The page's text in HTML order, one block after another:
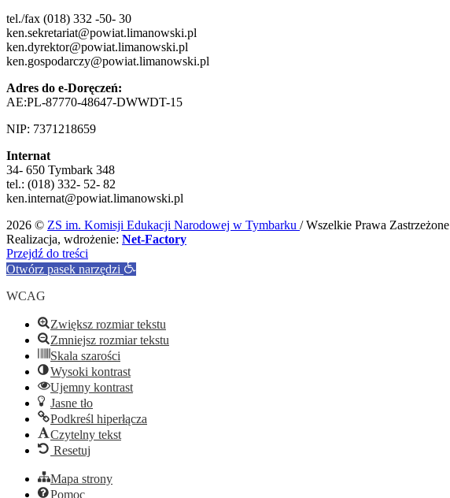
tel./fax (018) 332 -50- 30
ken.sekretariat@powiat.limanowski.pl
ken.dyrektor@powiat.limanowski.pl
ken.gospodarczy@powiat.limanowski.pl
Adres do e-Doręczeń:
AE:PL-87770-48647-DWWDT-15
NIP: 7371218659
Internat
34- 650 Tymbark 348
tel.: (018) 332- 52- 82
ken.internat@powiat.limanowski.pl
2026 © ZS im. Komisji Edukacji Narodowej w Tymbarku / Wszelkie Prawa Zastrzeżone
Realizacja, wdrożenie: Net-Factory
Przejdź do treści
Otwórz pasek narzędzi
WCAG
Zwiększ rozmiar tekstu
Zmniejsz rozmiar tekstu
Skala szarości
Wysoki kontrast
Ujemny kontrast
Jasne tło
Podkreśl hiperłącza
Czytelny tekst
Resetuj
Mapa strony
Pomoc